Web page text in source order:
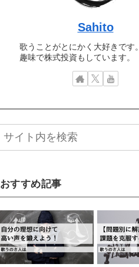
Sahito
歌うことがとにかく大好きです。
趣味で株式投資もしています。
おすすめ記事